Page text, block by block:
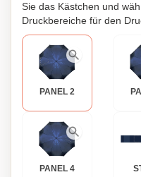
Sie das Kästchen und
Druckbereiche für den
PANEL 2
PANEL 4